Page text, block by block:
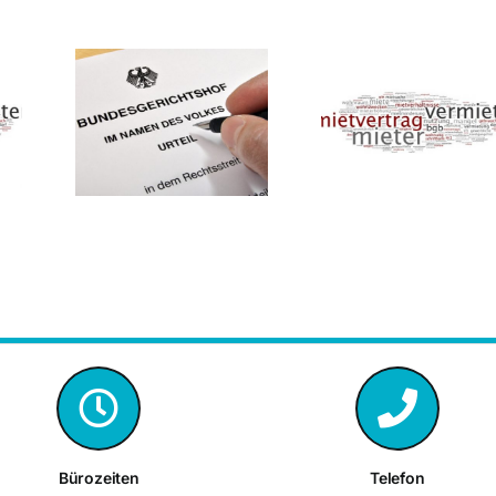
trotz
Erhöhte
Anforderungen
bei Minderung
wegen Baulärm
Mannheim:
Mietspiegel
Bürozeiten Telefon